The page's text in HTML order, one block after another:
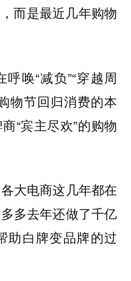
而是最近几年购物
唤“减负”“穿越周
物节回归消费的本
“宾主尽欢”的购物
大电商这几年都在
多去年还做了千亿
助白牌变品牌的过